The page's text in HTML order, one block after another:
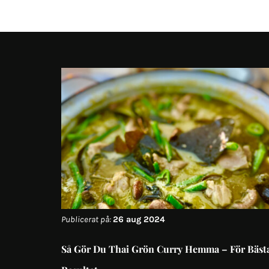
Publicerat på:26 aug 2024
Så Gör Du Thai Grön Curry Hemma – För